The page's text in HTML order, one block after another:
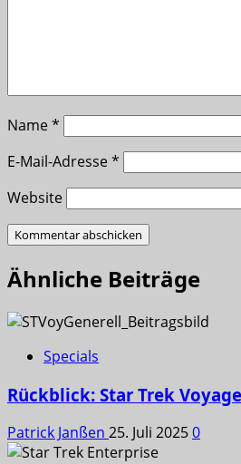
Name*
E-Mail-Adresse*
Website
Ähnliche Beiträge
Specials
Rückblick: Star Trek
Patrick Janßen 25. Juli 20250